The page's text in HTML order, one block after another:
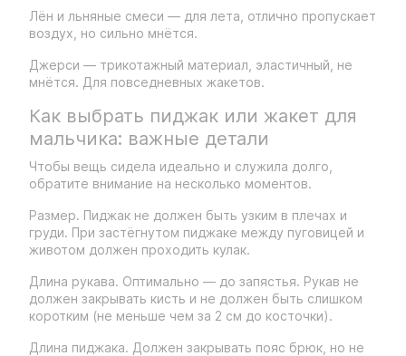
Лён и льняные смеси — для лета, отлично пропускает
воздух, но сильно мнётся.
Джерси — трикотажный материал, эластичный, не
мнётся. Для повседневных жакетов.
Как выбрать пиджак или жакет для
мальчика: важные детали
Чтобы вещь сидела идеально и служила долго,
обратите внимание на несколько моментов.
Размер. Пиджак не должен быть узким в плечах и
груди. При застёгнутом пиджаке между пуговицей и
животом должен проходить кулак.
Длина рукава. Оптимально — до запястья. Рукав не
должен закрывать кисть и не должен быть слишком
коротким (не меньше чем за 2 см до косточки).
Длина пиджака. Должен закрывать пояс брюк, но не